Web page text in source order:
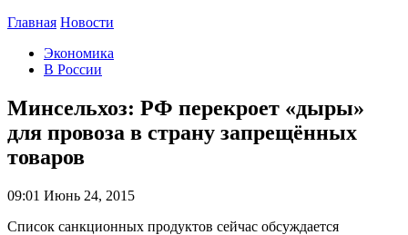
Главная Новости
Экономика
В России
Минсельхоз: РФ перекроет «дыры»
для провоза в страну запрещённых
товаров
09:01 Июнь 24, 2015
Список санкционных продуктов сейчас обсуждается